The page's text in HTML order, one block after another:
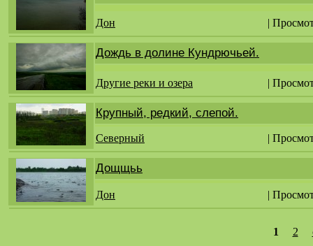
Дон |
Дождь в долине Кундрючьей.
Другие реки и озера |
Крупный, редкий, слепой.
Северный |
Дощщьь
Дон |
1 2